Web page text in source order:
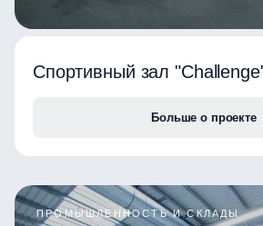
Спортивный зал
Больше о проекте
ПРОМЫШЛЕННОСТЬ И СКЛАДЫ